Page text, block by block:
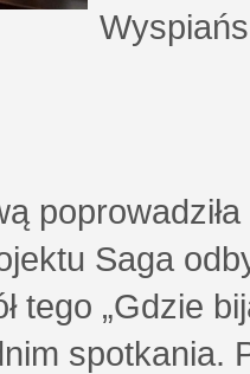
Saga
tego „Gdzie
spotkania.